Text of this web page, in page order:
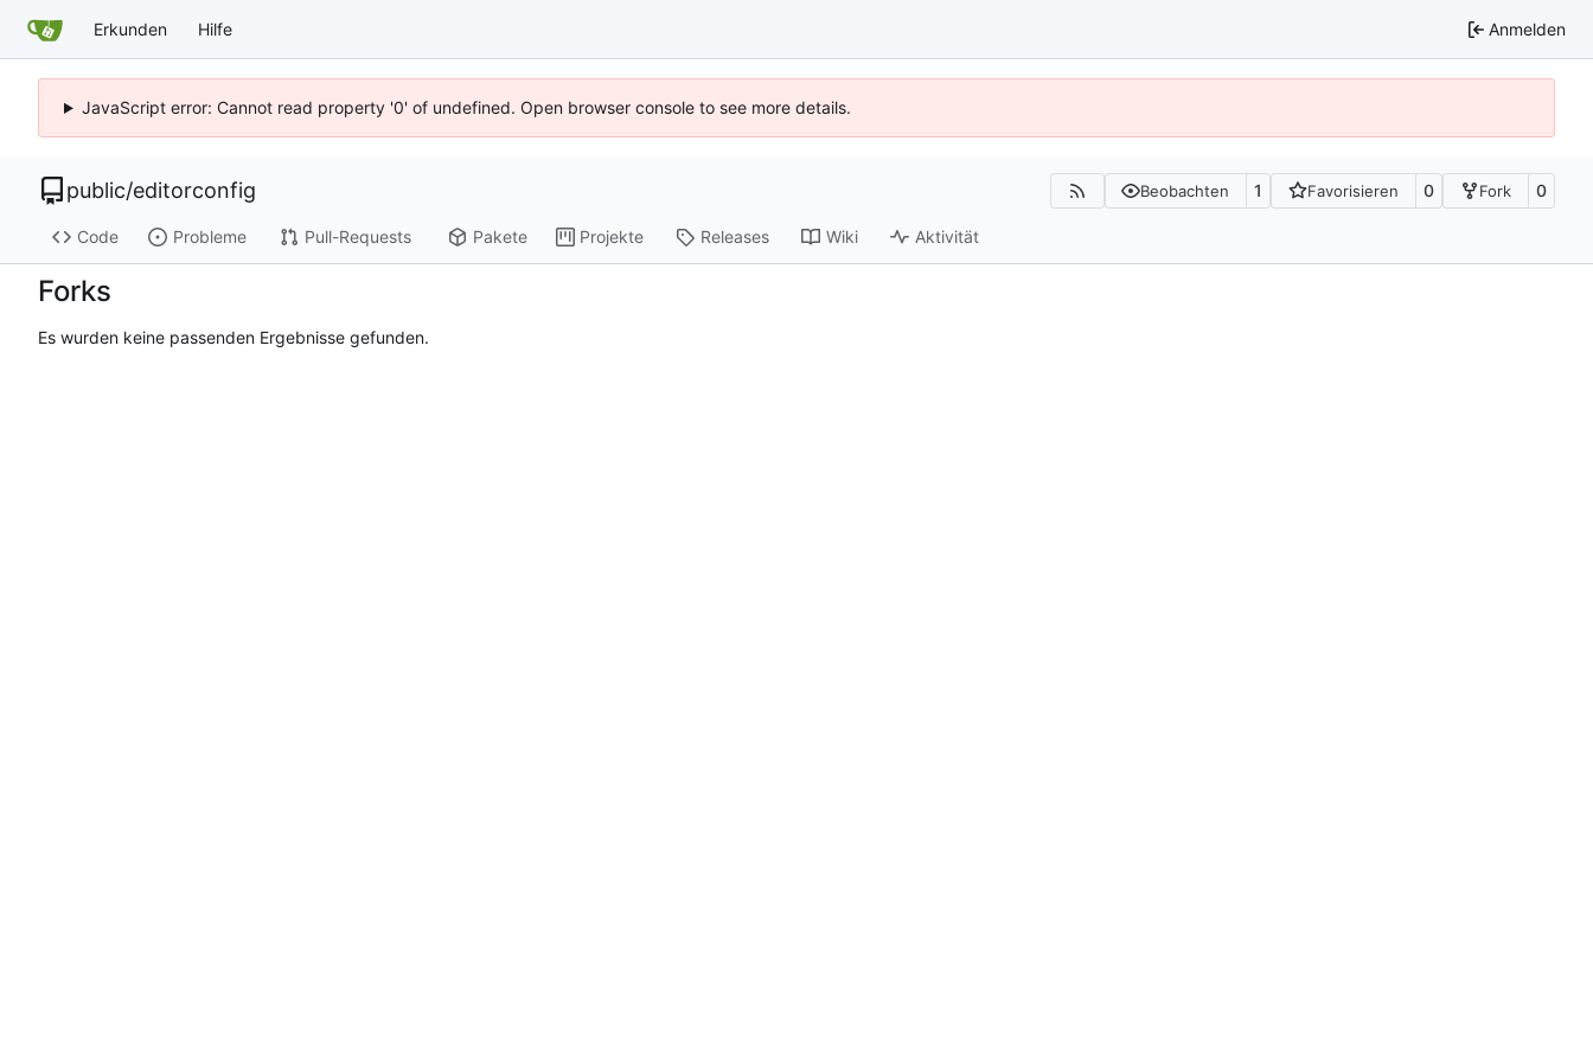
Erkunden Hilfe Anmelden
JavaScript error: Cannot read property '0' of undefined. Open browser console to see more details.
public/editorconfig Beobachten 1 Favorisieren 0 Fork 0
Code Probleme Pull-Requests Pakete Projekte Releases Wiki Aktivität
Forks
Es wurden keine passenden Ergebnisse gefunden.